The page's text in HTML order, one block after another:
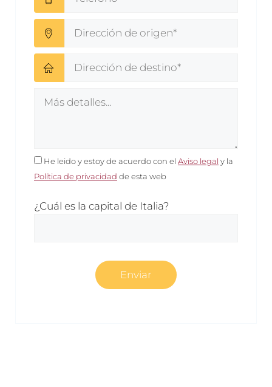
He leido y estoy de acuerdo con el Aviso legal y la
Política de privacidad de esta web
¿Cuál es la capital de Italia?